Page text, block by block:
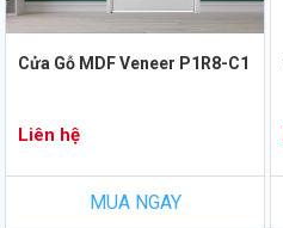
Cửa Gỗ MDF Veneer P1R8-C1
Liên hệ
MUA NGAY